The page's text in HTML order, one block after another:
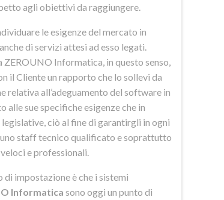
agli obiettivi da raggiungere.
le esigenze del mercato in
di servizi attesi ad esso legati.
Informatica, in questo senso,
il Cliente un rapporto che lo sollevi da
relativa all’adeguamento del software in
alle sue specifiche esigenze che in
ciò al fine di garantirgli in ogni
staff tecnico qualificato e soprattutto
e professionali.
impostazione è che i sistemi
Informatica sono oggi un punto di